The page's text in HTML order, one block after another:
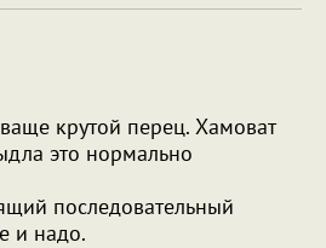
крутой перец. Хамоват
это нормально
последовательный
и надо.